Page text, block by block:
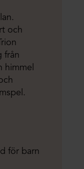
och
från
himmel
för barn